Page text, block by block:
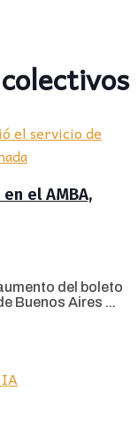
el AMBA,
del boleto
Buenos Aires ...